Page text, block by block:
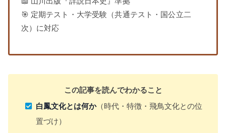
🎯 定期テスト・大学受験（共通テスト・国公立二
次）に対応
この記事を読んでわかること
白鳳文化とは何か（時代・特徴・飛鳥文化との位
置づけ）